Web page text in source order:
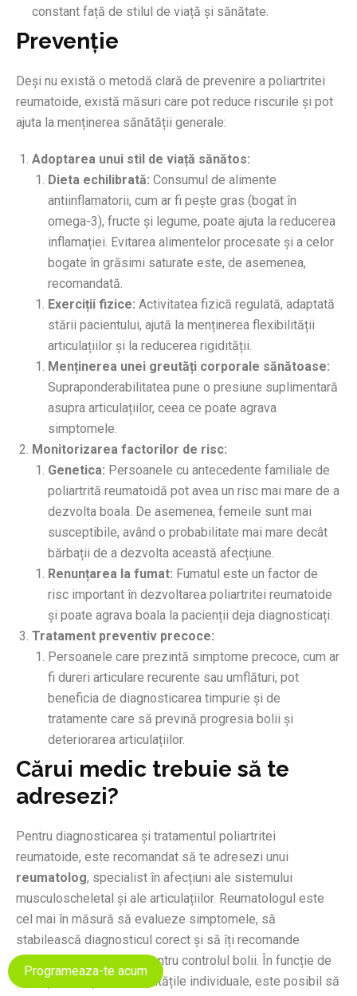
constant față de stilul de viață și sănătate.
Prevenție
Deși nu există o metodă clară de prevenire a poliartritei
reumatoide, există măsuri care pot reduce riscurile și pot
ajuta la menținerea sănătății generale:
Adoptarea unui stil de viață sănătos:
Dieta echilibrată: Consumul de alimente
antiinflamatorii, cum ar fi pește gras (bogat în
omega-3), fructe și legume, poate ajuta la reducerea
inflamației. Evitarea alimentelor procesate și a celor
bogate în grăsimi saturate este, de asemenea,
recomandată.
Exerciții fizice: Activitatea fizică regulată, adaptată
stării pacientului, ajută la menținerea flexibilității
articulațiilor și la reducerea rigidității.
Menținerea unei greutăți corporale sănătoase:
Supraponderabilitatea pune o presiune suplimentară
asupra articulațiilor, ceea ce poate agrava
simptomele.
Monitorizarea factorilor de risc:
Genetica: Persoanele cu antecedente familiale de
poliartrită reumatoidă pot avea un risc mai mare de a
dezvolta boala. De asemenea, femeile sunt mai
susceptibile, având o probabilitate mai mare decât
bărbații de a dezvolta această afecțiune.
Renunțarea la fumat: Fumatul este un factor de
risc important în dezvoltarea poliartritei reumatoide
și poate agrava boala la pacienții deja diagnosticați.
Tratament preventiv precoce:
Persoanele care prezintă simptome precoce, cum ar
fi dureri articulare recurente sau umflături, pot
beneficia de diagnosticarea timpurie și de
tratamente care să prevină progresia bolii și
deteriorarea articulațiilor.
Cărui medic trebuie să te
adresezi?
Pentru diagnosticarea și tratamentul poliartritei
reumatoide, este recomandat să te adresezi unui
reumatolog, specialist în afecțiuni ale sistemului
musculoscheletal și ale articulațiilor. Reumatologul este
cel mai în măsură să evalueze simptomele, să
stabilească diagnosticul corect și să îți recomande
tratamentele adecvate pentru controlul bolii. În funcție de
evoluția bolii și de necesitățile individuale, este posibil să
Programeaza-te acum